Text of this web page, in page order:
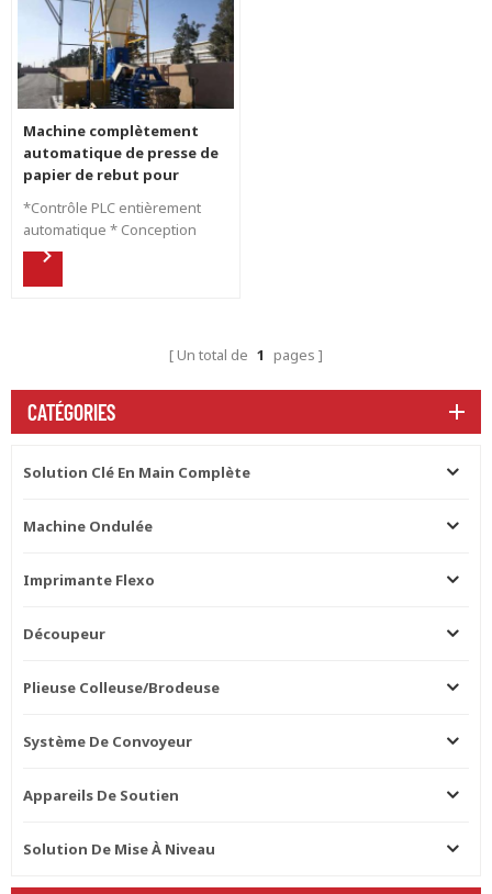
Machine complètement
automatique de presse de
papier de rebut pour
rebut
*Contrôle PLC entièrement
automatique * Conception
complète d'une usine de
et d'une déchiqueteuse de
*Système compact à haute
résistance par hydraulique
Un total de 1 pages
CATÉGORIES
Solution Clé En Main Complète
Machine Ondulée
Imprimante Flexo
Découpeur
Plieuse Colleuse/brodeuse
Système De Convoyeur
Appareils De Soutien
Solution De Mise À Niveau